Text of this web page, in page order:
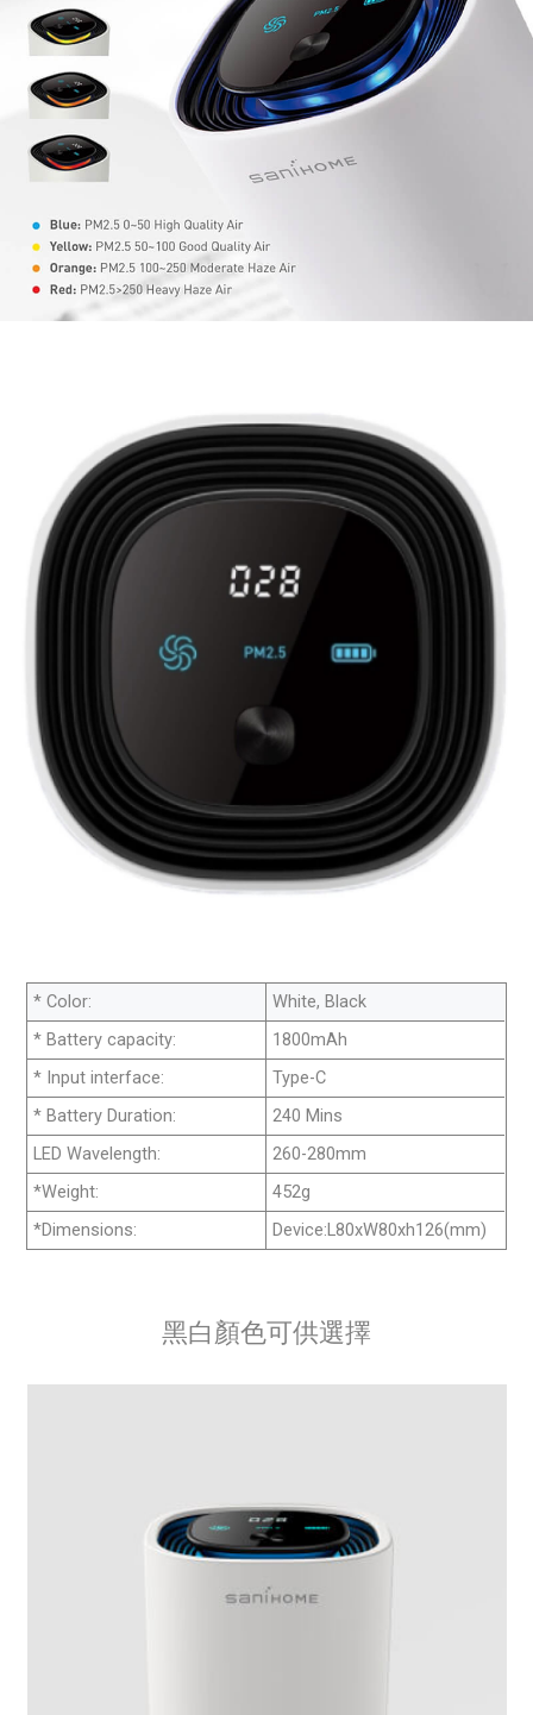
* Color:
White, Black
* Battery capacity:
1800mAh
* Input interface:
Type-C
* Battery Duration:
240 Mins
LED Wavelength:
260-280mm
*Weight:
452g
*Dimensions:
Device:L80xW80xh126(mm)
黑白顏色可供選擇